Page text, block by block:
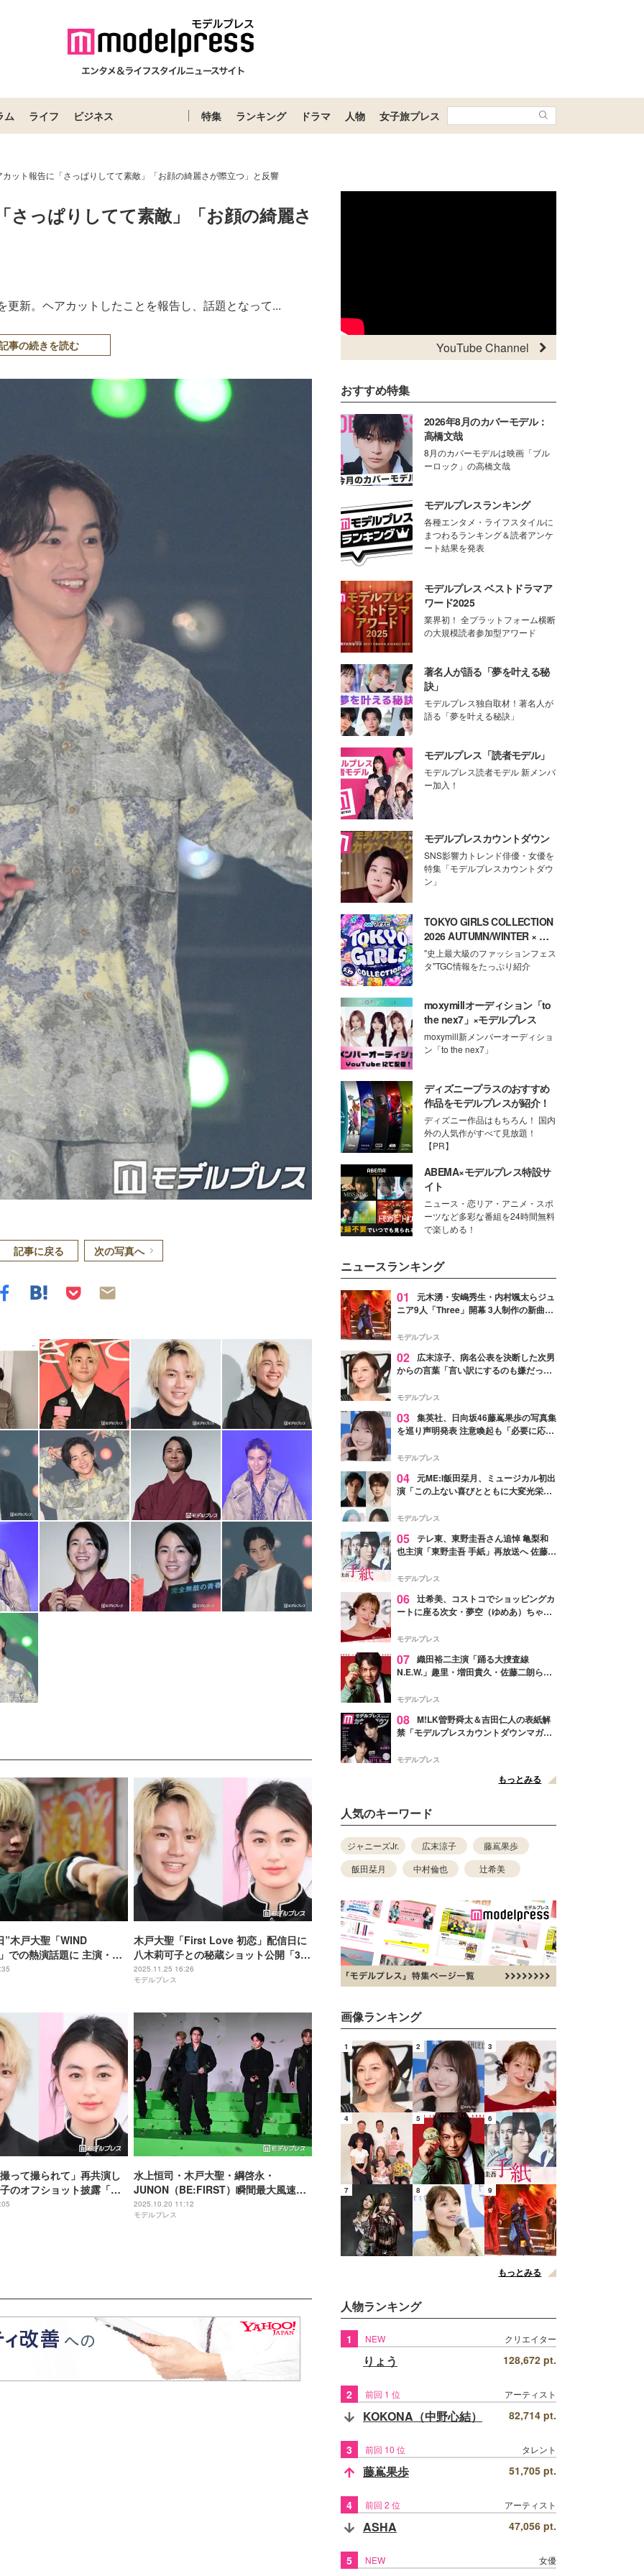
ム ライフ ビジネス 特集 ランキング ドラマ 人物 女子旅プレス
ット報告に「さっぱりしてて素敵」「お顔の綺麗さが際立つ」と反響
さっぱりしてて素敵」「お顔の綺麗さ
新。ヘアカットしたことを報告し、話題となって...
事の続きを読む
記事に戻る 次の写真へ
”木戸大聖「WIND
での熱演話題に 主演・水
係性も注目集める【独
木戸大聖「First Love 初恋」配信日に
八木莉可子との秘蔵ショット公開「3周
年記念日大切にしてくれてありがと
う」の声
2025.11.25 16:26
モデルプレス
って撮られて」再共演し
のオフショット披露「頭
が流れる」「エモす
水上恒司・木戸大聖・綱啓永・
JUNON（BE:FIRST）瞬間最大風速
25m／sの“爆風”で登場 JUNONがミス
に照れ笑い「緊張してるの見え見えで
2025.10.20 11:12
モデルプレス
YouTube Channel
おすすめ特集
2026年8月のカバーモデル：
高橋文哉
8月のカバーモデルは映画「ブル
ーロック」の高橋文哉
モデルプレスランキング
各種エンタメ・ライフスタイルに
まつわるランキング＆読者アンケ
ート結果を発表
モデルプレス ベストドラマア
ワード2025
業界初！ 全プラットフォーム横断
の大規模読者参加型アワード
著名人が語る「夢を叶える秘
訣」
モデルプレス独自取材！著名人が
語る「夢を叶える秘訣」
モデルプレス「読者モデル」
モデルプレス読者モデル 新メンバ
ー加入！
モデルプレスカウントダウン
SNS影響力トレンド俳優・女優を
特集「モデルプレスカウントダウ
ン」
TOKYO GIRLS COLLECTION
2026 AUTUMN/WINTER × モ
デルプレス
"史上最大級のファッションフェス
タ"TGC情報をたっぷり紹介
moxymillオーディション「to
the nex7」×モデルプレス
moxymill新メンバーオーディショ
ン「to the nex7」
ディズニープラスのおすすめ
作品をモデルプレスが紹介！
ディズニー作品はもちろん！ 国内
外の人気作がすべて見放題！
【PR】
ABEMA×モデルプレス特設サ
イト
ニュース・恋リア・アニメ・スポ
ーツなど多彩な番組を24時間無料
で楽しめる！
ニュースランキング
01
元木湧・安嶋秀生・内村颯太らジュ
ニア9人「Three」開幕 3人制作の新曲＆
進んで夢を掴みたい」【ゲネプロレポ】
モデルプレス
02
広末涼子、病名公表を決断した次男
からの言葉「言い訳にするのも嫌だっ
モデルプレス
03 集英社、日向坂46藤嶌果歩の写真集
を巡り声明発表 注意喚起も「必要に応じ
モデルプレス
04 元ME:I飯田栞月、ミュージカル初出
演「この上ない喜びとともに大変光栄」
ャスト発表
モデルプレス
05 テレ東、東野圭吾さん追悼 亀梨和
也主演「東野圭吾 手紙」再放送へ 佐藤隆
モデルプレス
06 辻希美、コストコでショッピングカ
ートに座る次女・夢空（ゆめあ）ちゃん
ぎ」「成長を感じる」の声
モデルプレス
07 織田裕二主演「踊る大捜査線
N.E.W.」趣里・増田貴久・佐藤二朗ら新
徴する“謎のキーワード”も
モデルプレス
08 M!LK曽野舜太＆吉田仁人の表紙解
禁「モデルプレスカウントダウンマガジ
モデルプレス
もっとみる
人気のキーワード
ジャニーズJr. 広末涼子
藤嶌果歩
飯田栞月
中村倫也 辻希美
画像ランキング
1 2 3
4 5 6
7 8 9
もっとみる
人物ランキング
1 NEW クリエイター
りょう 128,672 pt.
2 前回 1 位 アーティスト
KOKONA（中野心結） 82,714 pt.
3 前回 10 位 タレント
藤嶌果歩 51,705 pt.
4 前回 2 位 アーティスト
ASHA 47,056 pt.
5 NEW 女優